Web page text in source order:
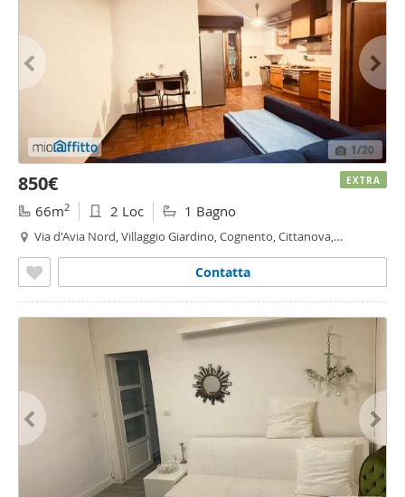
1/20
850€
66m2 2 Loc 1 Bagno
Via d'Avia Nord, Villaggio Giardino, Cognento, Cittanova,
Contatta
EXTRA